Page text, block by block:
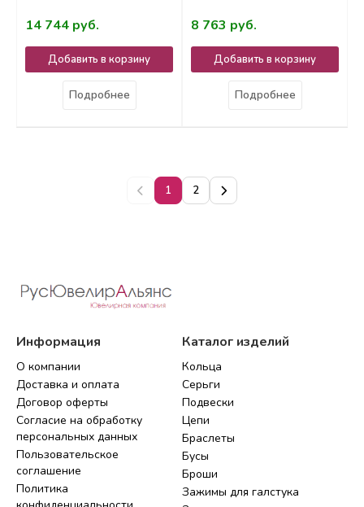
14 744 руб.
Добавить в корзину
Подробнее
8 763 руб.
Добавить в корзину
Подробнее
1 2
Информация
О компании
Доставка и оплата
Договор оферты
Согласие на обработку
персональных данных
Пользовательское
соглашение
Политика
Каталог изделий
Кольца
Серьги
Подвески
Цепи
Браслеты
Бусы
Броши
Зажимы для галстука